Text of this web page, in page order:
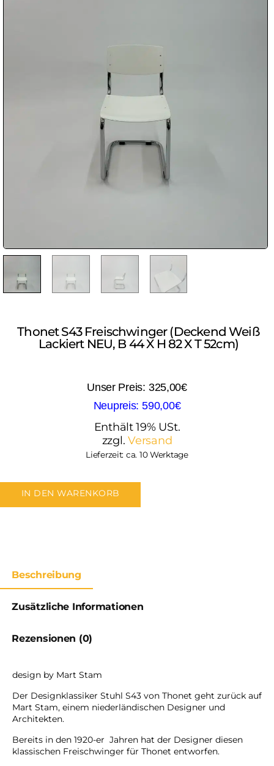
Thonet S43 Freischwinger (deckend Weiß
Lackiert NEU, B 44 X H 82 X T 52cm)
325,00€
590,00€
Enthält 19% USt.
zzgl.Versand
Lieferzeit: ca. 10 Werktage
IN DEN WARENKORB
Beschreibung
Zusätzliche Informationen
Rezensionen (0)
design by Mart Stam
Der Designklassiker Stuhl S43 von Thonet geht zurück auf
Mart Stam, einem niederländischen Designer und
Architekten.
Bereits in den 1920-er Jahren hat der Designer diesen
klassischen Freischwinger für Thonet entworfen.